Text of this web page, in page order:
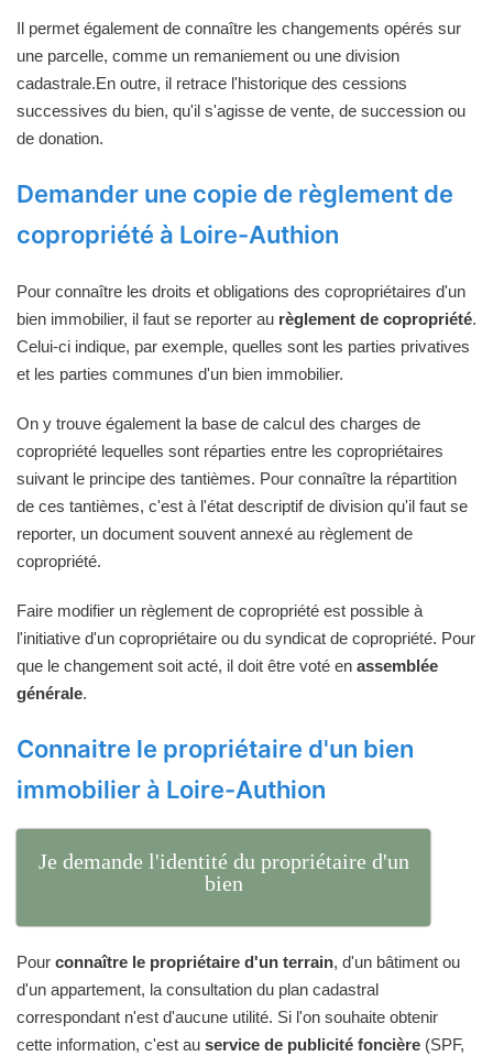
Il permet également de connaître les changements opérés sur
une parcelle, comme un remaniement ou une division
cadastrale.En outre, il retrace l'historique des cessions
successives du bien, qu'il s'agisse de vente, de succession ou
de donation.
Demander une copie de règlement de
copropriété à Loire-Authion
Pour connaître les droits et obligations des copropriétaires d'un
bien immobilier, il faut se reporter au règlement de copropriété.
Celui-ci indique, par exemple, quelles sont les parties privatives
et les parties communes d'un bien immobilier.
On y trouve également la base de calcul des charges de
copropriété lequelles sont réparties entre les copropriétaires
suivant le principe des tantièmes. Pour connaître la répartition
de ces tantièmes, c'est à l'état descriptif de division qu'il faut se
reporter, un document souvent annexé au règlement de
copropriété.
Faire modifier un règlement de copropriété est possible à
l'initiative d'un copropriétaire ou du syndicat de copropriété. Pour
que le changement soit acté, il doit être voté en assemblée
générale.
Connaitre le propriétaire d'un bien
immobilier à Loire-Authion
Je demande l'identité du propriétaire d'un
bien
Pour connaître le propriétaire d'un terrain, d'un bâtiment ou
d'un appartement, la consultation du plan cadastral
correspondant n'est d'aucune utilité. Si l'on souhaite obtenir
cette information, c'est au service de publicité foncière (SPF,